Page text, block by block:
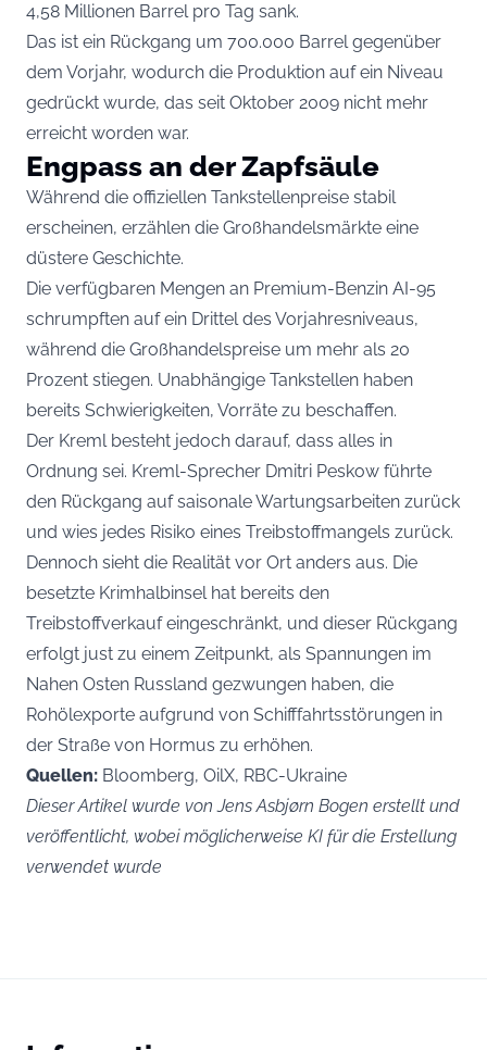
4,58 Millionen Barrel pro Tag sank.
Das ist ein Rückgang um 700.000 Barrel gegenüber
dem Vorjahr, wodurch die Produktion auf ein Niveau
gedrückt wurde, das seit Oktober 2009 nicht mehr
erreicht worden war.
Engpass an der Zapfsäule
Während die offiziellen Tankstellenpreise stabil
erscheinen, erzählen die Großhandelsmärkte eine
düstere Geschichte.
Die verfügbaren Mengen an Premium-Benzin AI-95
schrumpften auf ein Drittel des Vorjahresniveaus,
während die Großhandelspreise um mehr als 20
Prozent stiegen. Unabhängige Tankstellen haben
bereits Schwierigkeiten, Vorräte zu beschaffen.
Der Kreml besteht jedoch darauf, dass alles in
Ordnung sei. Kreml-Sprecher Dmitri Peskow führte
den Rückgang auf saisonale Wartungsarbeiten zurück
und wies jedes Risiko eines Treibstoffmangels zurück.
Dennoch sieht die Realität vor Ort anders aus. Die
besetzte Krimhalbinsel hat bereits den
Treibstoffverkauf eingeschränkt, und dieser Rückgang
erfolgt just zu einem Zeitpunkt, als Spannungen im
Nahen Osten Russland gezwungen haben, die
Rohölexporte aufgrund von Schifffahrtsstörungen in
der Straße von Hormus zu erhöhen.
Quellen: Bloomberg, OilX, RBC-Ukraine
Dieser Artikel wurde von Jens Asbjørn Bogen erstellt und
veröffentlicht, wobei möglicherweise KI für die Erstellung
verwendet wurde